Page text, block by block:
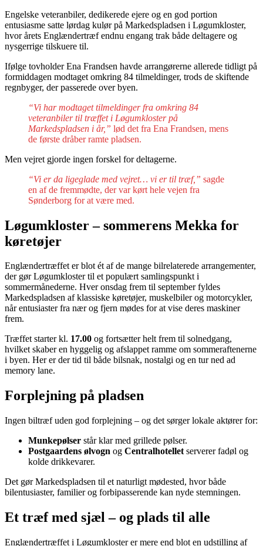
Engelske veteranbiler, dedikerede ejere og en god portion
entusiasme satte lørdag kulør på Markedspladsen i Løgumkloster,
hvor årets Englændertræf endnu engang trak både deltagere og
nysgerrige tilskuere til.
Ifølge tovholder Ena Frandsen havde arrangørerne allerede tidligt på
formiddagen modtaget omkring 84 tilmeldinger, trods de skiftende
regnbyger, der passerede over byen.
“Vi har modtaget tilmeldinger fra omkring 84
veteranbiler til træffet i Løgumkloster på
Markedspladsen i år,” lød det fra Ena Frandsen, mens
de første dråber ramte pladsen.
Men vejret gjorde ingen forskel for deltagerne.
“Vi er da ligeglade med vejret… vi er til træf,” sagde
en af de fremmødte, der var kørt hele vejen fra
Sønderborg for at være med.
Løgumkloster – sommerens Mekka for
køretøjer
Englændertræffet er blot ét af de mange bilrelaterede arrangementer,
der gør Løgumkloster til et populært samlingspunkt i
sommermånederne. Hver onsdag frem til september fyldes
Markedspladsen af klassiske køretøjer, muskelbiler og motorcykler,
når entusiaster fra nær og fjern mødes for at vise deres maskiner
frem.
Træffet starter kl. 17.00 og fortsætter helt frem til solnedgang,
hvilket skaber en hyggelig og afslappet ramme om sommeraftenerne
i byen. Her er der tid til både bilsnak, nostalgi og en tur ned ad
memory lane.
Forplejning på pladsen
Ingen biltræf uden god forplejning – og det sørger lokale aktører for:
Munkepølser står klar med grillede pølser.
Postgaardens ølvogn og Centralhotellet serverer fadøl og
kolde drikkevarer.
Det gør Markedspladsen til et naturligt mødested, hvor både
bilentusiaster, familier og forbipasserende kan nyde stemningen.
Et træf med sjæl – og plads til alle
Englændertræffet i Løgumkloster er mere end blot en udstilling af